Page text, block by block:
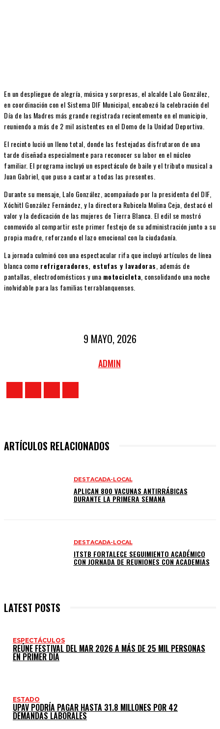
En un despliegue de alegría, música y sorpresas, el alcalde Lalo González,
en coordinación con el Sistema DIF Municipal, encabezó la celebración del
Día de las Madres más grande registrada recientemente en el municipio,
reuniendo a más de 2 mil asistentes en el Domo de la Unidad Deportiva.
El recinto lució un lleno total, donde las festejadas disfrutaron de una
tarde diseñada especialmente para reconocer su labor en el núcleo
familiar. El programa incluyó un espectáculo de baile y el tributo musical a
Juan Gabriel, que puso a cantar a todas las presentes.
Durante su mensaje, Lalo González, acompañado por la presidenta del DIF,
Xóchitl González Fernández, y la directora Rubicela Molina Ceja, destacó el
valor y la dedicación de las mujeres de Tierra Blanca. El edil se mostró
conmovido al compartir este primer festejo de su administración junto a su
propia madre, reforzando el lazo emocional con la ciudadanía.
La jornada culminó con una espectacular rifa que incluyó artículos de línea
blanca como refrigeradores, estufas y lavadoras , además de
pantallas, electrodomésticos y una motocicleta , consolidando una noche
inolvidable para las familias terrablanquenses.
9 MAYO, 2026
ADMIN
ARTÍCULOS RELACIONADOS
DESTACADA-LOCAL
APLICAN 800 VACUNAS ANTIRRÁBICAS
DURANTE LA PRIMERA SEMANA
DESTACADA-LOCAL
ITSTB FORTALECE SEGUIMIENTO ACADÉMICO
CON JORNADA DE REUNIONES CON ACADEMIAS
LATEST POSTS
ESPECTÁCULOS
REÚNE FESTIVAL DEL MAR 2026 A MÁS DE 25 MIL PERSONAS
EN PRIMER DÍA
ESTADO
UPAV PODRÍA PAGAR HASTA 31.8 MILLONES POR 42
DEMANDAS LABORALES